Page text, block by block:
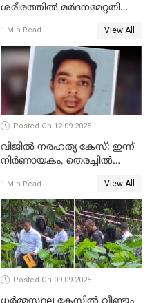
ശരീരത്തില്‍ മര്‍ദനമേറ്റതിന്റെ
റിപ്പോർട്ട് പുറത്ത്
1 Min Read View All
Posted On 12-09-2025
വിജിൽ നരഹത്യ കേസ്: ഇന്ന്
നിർണായകം, തെരച്ചിൽ
1 Min Read View All
Posted On 09-09-2025